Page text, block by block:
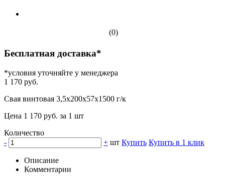
(0)
Бесплатная доставка*
*условия уточняйте у менеджера
1 170 руб.
Свая винтовая 3,5х200х57х1500 г/к
Цена 1 170 руб. за 1 шт
Количество
-
+ шт Купить Купить в 1 клик
Описание
Комментарии